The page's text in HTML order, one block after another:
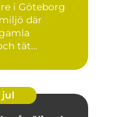
i Göteborg
där
tät
jul